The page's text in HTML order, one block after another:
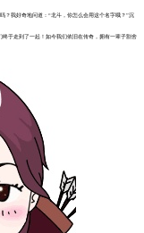
？我好奇地问道：“北斗，你怎么会用这个名字哦？”沉
于走到了一起！如今我们依旧在传奇，拥有一辈子割舍